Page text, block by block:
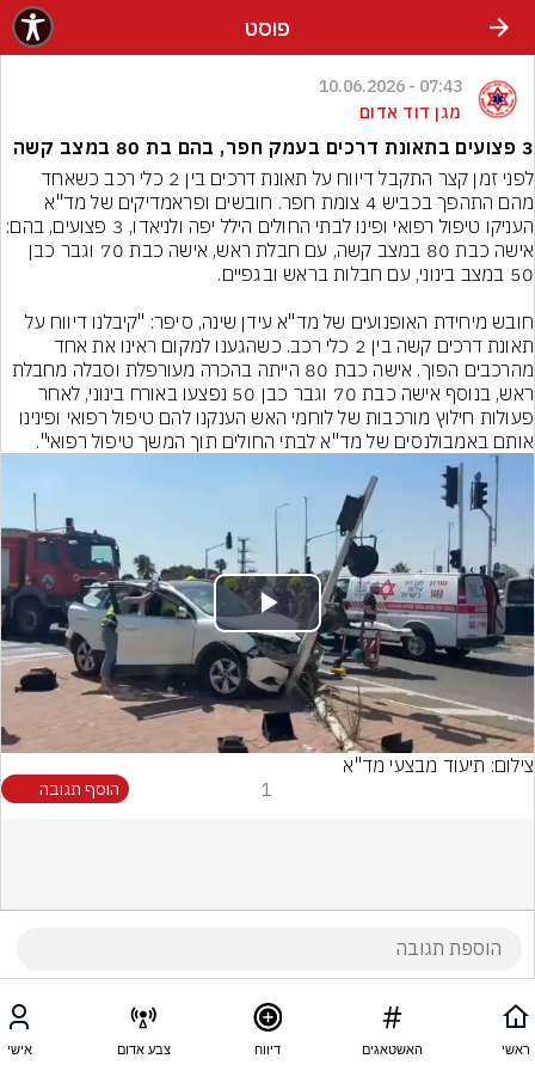
פוסט
07:43 - 10.06.2026
מגן דוד אדום
3 פצועים בתאונת דרכים בעמק חפר, בהם בת 80 במצב קשה
לפני זמן קצר התקבל דיווח על תאונת דרכים בין 2 כלי רכב כשאחד
חובש מיחידת האופנועים של מד"א עידן שינה, סיפר: "קיבלנו דיווח על
ראש, בנוסף אישה כבת 70 וגבר כבן 50 נפצעו באורח בינוני, לאחר
אותם באמבולנסים של מד"א לבתי החולים תוך המשך טיפול רפואי".
Play
Video
צילום: תיעוד מבצעי מד"א
1 הוסף תגובה
ראשי האשטאגים דיווח צבע אדום אישי